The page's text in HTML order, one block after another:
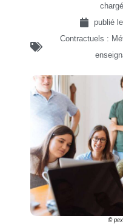
publié le
Contractuels :
©